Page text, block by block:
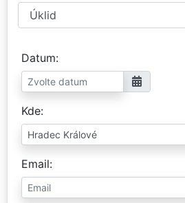
Datum
Kde
Email